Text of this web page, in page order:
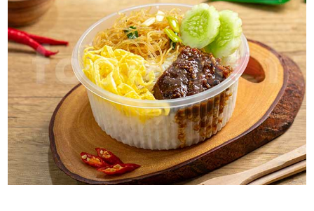
CATERERS
BLOG
TERMS
CONDITIONS
CALL
CENTER
021
5091
3494
LOGIN
DAFTAR